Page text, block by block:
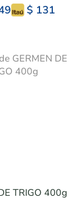
$ 131
TRIGO 400g